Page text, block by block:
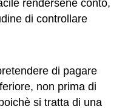
rendersene conto,
di controllare
di pagare
non prima di
si tratta di una